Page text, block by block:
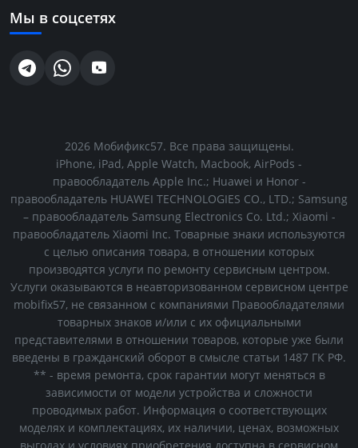
Мы в соцсетях
2026 Мобификс57. Все права защищены.
iPhone, iPad, Apple Watch, Macbook, AirPods -
правообладатель Apple Inc.; Huawei и Honor -
правообладатель HUAWEI TECHNOLOGIES CO., LTD.; Samsung
– правообладатель Samsung Electronics Co. Ltd.; Xiaomi -
правообладатель Xiaomi Inc. Товарные знаки используются
с целью описания товара, в отношении которых
производятся услуги по ремонту сервисным центром.
Услуги оказываются в неавторизованном сервисном центре
mobifix57, не связанном с компаниями Правообладателями
товарных знаков и/или с их официальными
представителями в отношении товаров, которые уже были
введены в гражданский оборот в смысле статьи 1487 ГК РФ.
** - время ремонта, срок гарантии могут меняться в
зависимости от модели устройства и сложности
проводимых работ. Информация о соответствующих
моделях и комплектациях, их наличии, ценах, возможных